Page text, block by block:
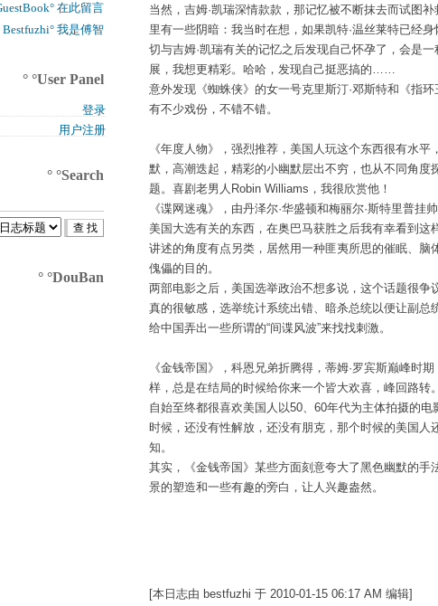
当然，吉姆·凯瑞深情款款，那记忆被不断抹去而试图
里有一些阴暗：我当时在想，如果凯特·温丝莱特已经
切与吉姆·凯瑞有关的记忆之后发现自己怀孕了，会是
展，我想更精彩。哈哈，发现自己挺恶搞的……
意外发现《蜘蛛侠》的女一号克里斯汀·邓斯特和《指
有不少戏份，不错不错。
《年度人物》，强烈推荐，美国人玩这个东西很有水
默，高潮迭起，精彩的小幽默层出不穷，也从不同角
题。喜剧老男人Robin Williams，我很欣赏他！
《谍网迷魂》，由丹泽尔·华盛顿和梅丽尔·斯特里普
美国大选有关的东西，在奥巴马获胜之后我有幸看到这
讲述的角度有点另类，居然用一种匪夷所思的催眠、
傀儡的目的。
两部电影之后，美国选举政治不想多说，这个话题很
真的很敏感，选举统计系统出错、暗杀总统以便让副
给中国弄出一些所谓的“间谍风波”来找找刺激。
《金钱帝国》，科恩兄弟折腾得，蒂姆·罗宾斯巅峰时
样，总是在结局的时候给你来一个皆大欢喜，峰回路转。
自始至终都很喜欢美国人以50、60年代为主体拍摄的
时候，还没有性解放，还没有朋克，那个时候的美国
知。
其实，《金钱帝国》某些方面刻意夸大了黑色幽默的
景的塑造和一些有趣的旁白，让人兴趣盎然。
[本日志由 bestfuzhi 于 2010-01-15 06:17 AM 编辑]
在此留言
Bestfuzhi° 我是傅智
° °User Panel
登录
用户注册
° °Search
° °DouBan